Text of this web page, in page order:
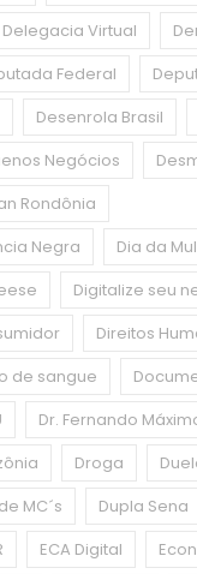
Delegacia Virtual
Federal
Desenrola Brasil
Negócios
Rondônia
Negra
Dia da
Digitalize seu
Direitos
de sangue
Dr. Fernando
Droga
MC´s
Dupla Sena
ECA Digital